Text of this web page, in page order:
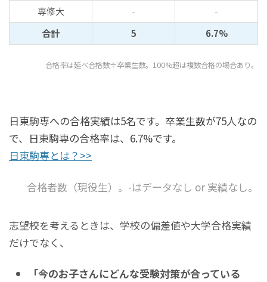
専修大
-
-
合計
5 6.7%
合格率は延べ合格数÷卒業生数。100%超は複数合格の場合あり。
日東駒専への合格実績は5名です。卒業生数が75人なの
で、日東駒専の合格率は、6.7%です。
日東駒専とは？>>
合格者数（現役生）。-はデータなし or 実績なし。
志望校を考えるときは、学校の偏差値や大学合格実績
だけでなく、
「今のお子さんにどんな受験対策が合っている